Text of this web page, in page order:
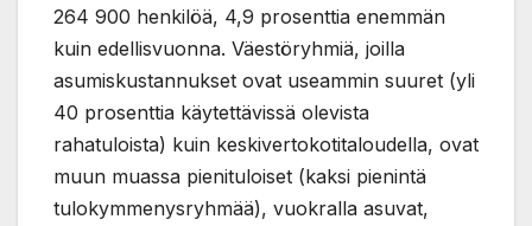
264 900 henkilöä, 4,9 prosenttia enemmän
kuin edellisvuonna. Väestöryhmiä, joilla
asumiskustannukset ovat useammin suuret (yli
40 prosenttia käytettävissä olevista
rahatuloista) kuin keskivertokotitaloudella, ovat
muun muassa pienituloiset (kaksi pienintä
tulokymmenysryhmää), vuokralla asuvat,